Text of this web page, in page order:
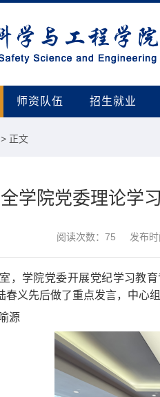
师资队伍 招生就业
> 正文
学院党委理论学
阅读次数： 75 发布时
，学院党委开展党纪学习教
义先后做了重点发言，中心
源